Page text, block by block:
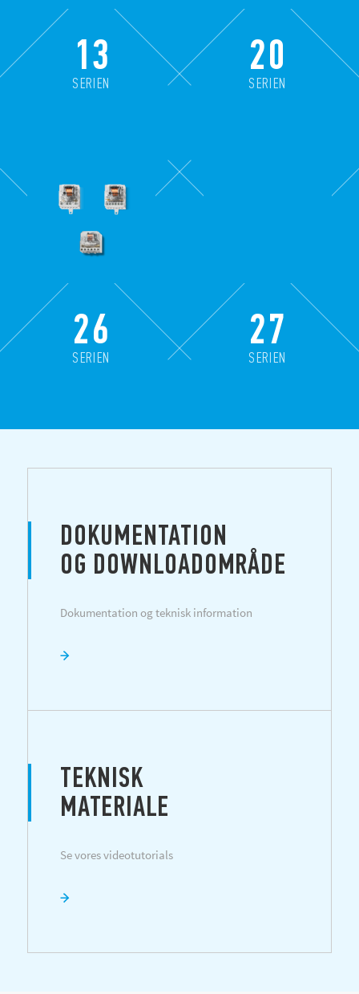
13
SERIEN
20
SERIEN
26
SERIEN
27
SERIEN
DOKUMENTATION
OG DOWNLOADOMRÅDE
Dokumentation og teknisk information
TEKNISK
MATERIALE
Se vores videotutorials